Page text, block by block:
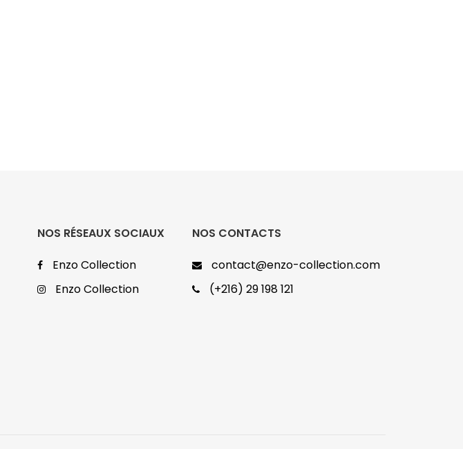
NOS RÉSEAUX SOCIAUX
Enzo Collection
Enzo Collection
NOS CONTACTS
contact@enzo-collection.com
(+216) 29 198 121